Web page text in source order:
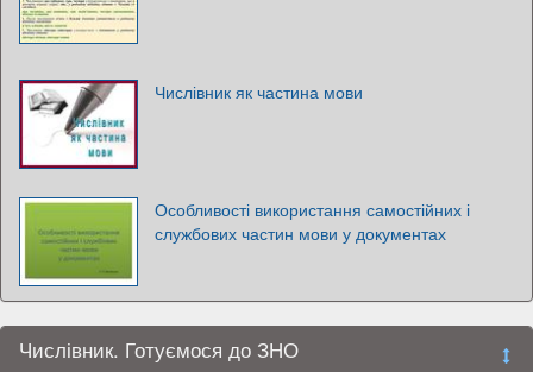
Числівник як частина мови
Особливості використання самостійних і
службових частин мови у документах
Числівник. Готуємося до ЗНО